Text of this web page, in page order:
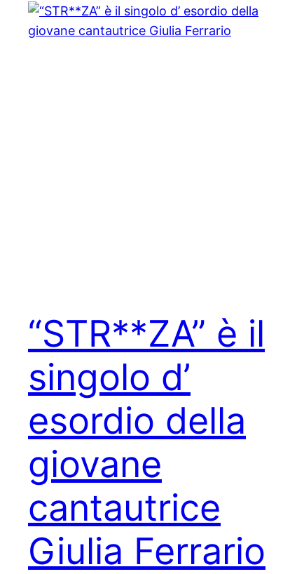
“STR**ZA” è il
singolo d’
esordio della
giovane
cantautrice
Giulia Ferrario